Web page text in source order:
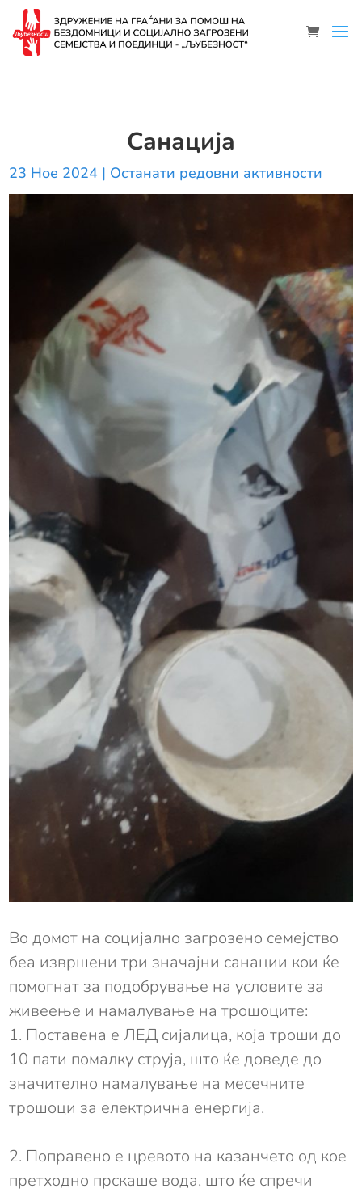
Санација
23 Ное 2024 | Останати редовни активности
Во домот на социјално загрозено семејство
беа извршени три значајни санации кои ќе
помогнат за подобрување на условите за
живеење и намалување на трошоците:
1. Поставена е ЛЕД сијалица, која троши до
10 пати помалку струја, што ќе доведе до
значително намалување на месечните
трошоци за електрична енергија.
2. Поправено е цревото на казанчето од кое
претходно прскаше вода, што ќе спречи